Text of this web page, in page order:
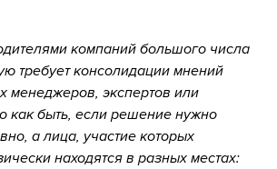
компаний большого числа
требует консолидации мнений
менеджеров, экспертов или
как быть, если решение нужно
а лица, участие которых
находятся в разных местах: